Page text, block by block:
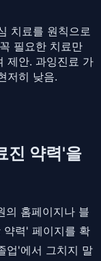
치료를 원칙으로
필요한 치료만
제안. 과잉진료 가
저히 낮음.
진 약력'을
의 홈페이지나 블
약력' 페이지를 확
업'에서 그치지 말